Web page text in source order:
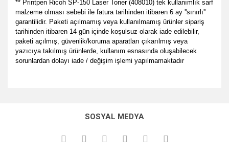
** Printpen Ricoh SP-150 Laser Toner (408010) tek kullanımlık sarf
malzeme olması sebebi ile fatura tarihinden itibaren 6 ay ''sınırlı''
garantilidir. Paketi açılmamış veya kullanılmamış ürünler sipariş
tarihinden itibaren 14 gün içinde koşulsuz olarak iade edilebilir,
paketi açılmış, güvenlik/koruma aparatları çıkarılmış veya
yazıcıya takılmış ürünlerde, kullanım esnasında oluşabilecek
sorunlardan dolayı iade / değişim işlemi yapılmamaktadır
Yorum Yaz
Görüş ve önerileriniz için teşekkür ederiz.
SOSYAL MEDYA